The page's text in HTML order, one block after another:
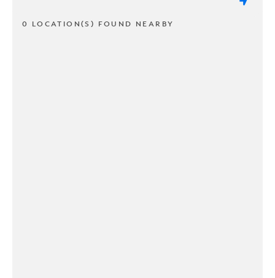
0 LOCATION(S) FOUND NEARBY